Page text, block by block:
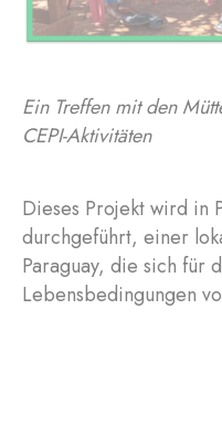
Ein Treffen mit den
CEPI-Aktivitäten
Dieses Projekt wird in
durchgeführt, einer
Paraguay, die sich für
Lebensbedingungen